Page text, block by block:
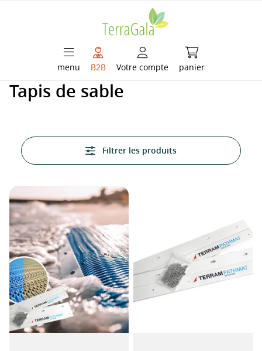
menu B2B Votre compte panier
Le panier
Tapis de sable
Filtrer les produits